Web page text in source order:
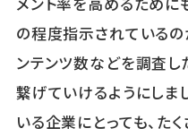
の程度指示されているの
ンテンツ数などを調査
繋げていけるようにしま
いる企業にとっても、た